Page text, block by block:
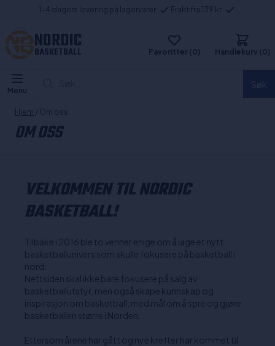
1-4 dagers levering på lagervarer Frakt fra 139 kr
NORDIC
BASKETBALL Favoritter (0) Handlekurv (0)
Menu
Hjem / Om oss
OM OSS
VELKOMMEN TIL NORDIC
BASKETBALL!
Tilbake i 2016 ble to venner enige om å lage et nytt
basketballunivers som skulle fokusere på basketball i
nord.
Nettsiden skal ikke bare fokusere på salg av
basketballutstyr, men også skape kunnskap og
inspirasjon om basketball, med mål om å spre og gjøre
basketballen større i Norden.
Ettersom årene har gått og nye krefter har kommet til